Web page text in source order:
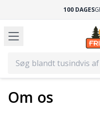
100 DAGES
Om os